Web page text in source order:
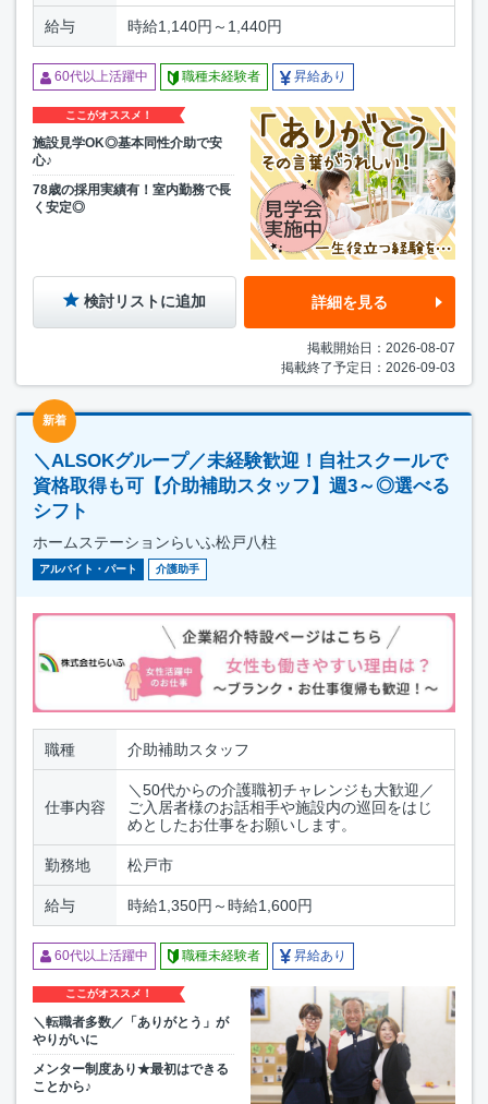
給与 時給1,140円～1,440円
60代以上活躍中 職種未経験者 昇給あり
ここがオススメ！
施設見学OK◎基本同性介助で安
心♪
78歳の採用実績有！室内勤務で長
く安定◎
検討リストに追加 詳細を見る
掲載開始日：2026-08-07
掲載終了予定日：2026-09-03
新着
＼ALSOKグループ／未経験歓迎！自社スクールで
資格取得も可【介助補助スタッフ】週3～◎選べる
シフト
ホームステーションらいふ松戸八柱
アルバイト・パート 介護助手
職種 介助補助スタッフ
仕事内容
＼50代からの介護職初チャレンジも大歓迎／
ご入居者様のお話相手や施設内の巡回をはじ
めとしたお仕事をお願いします。
勤務地 松戸市
給与 時給1,350円～時給1,600円
60代以上活躍中 職種未経験者 昇給あり
ここがオススメ！
＼転職者多数／「ありがとう」が
やりがいに
メンター制度あり★最初はできる
ことから♪